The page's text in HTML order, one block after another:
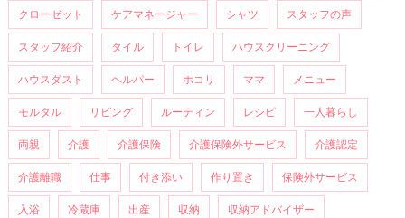
クローゼット ケアマネージャー シャツ スタッフの声
スタッフ紹介 タイル トイレ ハウスクリーニング
ハウスダスト ヘルパー ホコリ ママ メニュー
モルタル リビング ルーティン レシピ 一人暮らし
両親 介護 介護保険 介護保険外サービス 介護認定
介護離職 仕事 付き添い 作り置き 保険外サービス
入浴 冷蔵庫 出産 収納 収納アドバイザー